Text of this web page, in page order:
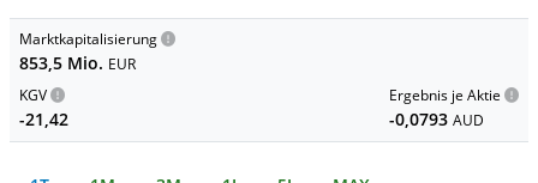
Marktkapitalisierung
853,5 Mio. EUR
KGV
-21,42
Ergebnis je Aktie
-0,0793 AUD